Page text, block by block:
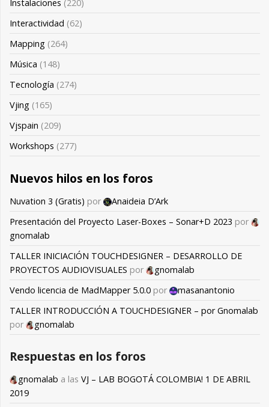
Instalaciones (220)
Interactividad (62)
Mapping (264)
Música (148)
Tecnología (274)
Vjing (165)
Vjspain (209)
Workshops (277)
Nuevos hilos en los foros
Nuvation 3 (Gratis) por
Anaideia D’Ark
Presentación del Proyecto Laser-Boxes – Sonar+D 2023 por
gnomalab
TALLER INICIACIÓN TOUCHDESIGNER – DESARROLLO DE
PROYECTOS AUDIOVISUALES por
gnomalab
Vendo licencia de MadMapper 5.0.0 por
masanantonio
TALLER INTRODUCCIÓN A TOUCHDESIGNER – por Gnomalab
por
gnomalab
Respuestas en los foros
gnomalab a las VJ – LAB BOGOTÁ COLOMBIA! 1 DE ABRIL
2019